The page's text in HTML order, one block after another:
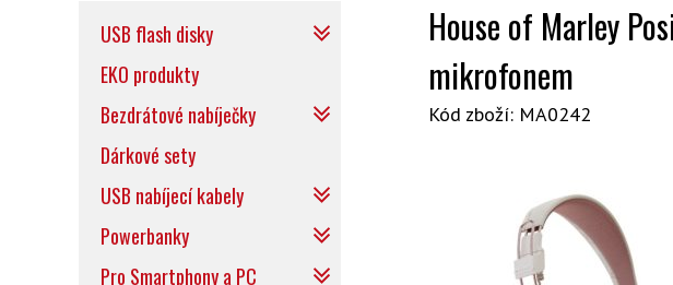
House of Marley
mikrofonem
Kód zboží: MA0242
USB flash disky
EKO produkty
Bezdrátové nabíječky
Dárkové sety
USB nabíjecí kabely
Powerbanky
Pro Smartphony a PC